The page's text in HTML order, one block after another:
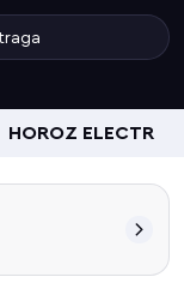
HOROZ ELECTRIC